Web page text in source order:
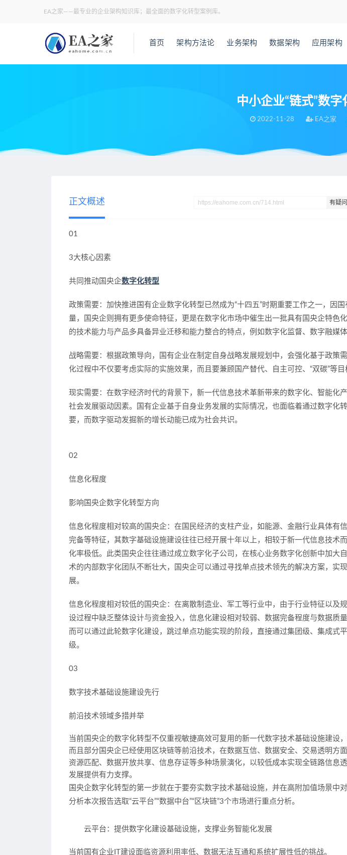
EA之家——最专业的企业架构知识库；最全面的数字化转型案例库。
首页 架构方法论 业务架构 数据架构 应用架构
中小企业“链式”数
2022-11-28 EA之家
数字化转型 中小企业“链式”数字化转型典型案例集
有疑
正文概述
01
3大核心因素
共同推动国央企数字化转型
政策需要： 加快推进国有企业数字化转型已然成为“十四五”时期重要工作之一，因
量，国央企则拥有更多使命特征，更是在数字化市场中催生出一批具有国央企特色
的技术能力与产品多具备异业迁移和能力整合的特点，例如数字化监督、数字融媒体
战略需要： 根据政策导向，国有企业在制定自身战略发展规划中，会强化基于政策
化过程中不仅要考虑实际的实施效果，而且要兼顾国产替代、自主可控、“双碳”等目
现实需要： 在数字经济时代的背景下，新一代信息技术革新带来的数字化、智能化
社会发展驱动因素。国有企业基于自身业务发展的实际情况，也面临着通过数字化
要，而数字驱动发掘新的增长动能已成为社会共识。
02
信息化程度
影响国央企数字化转型方向
信息化程度相对较高的国央企： 在国民经济的支柱产业，如能源、金融行业具体有
完备等特征，其数字基础设施建设往往已经开展十年以上，相较于新一代信息技术
化率极低。此类国央企往往通过成立数字化子公司，在核心业务数字化创新中加大
术的内部数字化团队不断壮大，国央企可以通过寻找单点技术领先的解决方案，实
展。
信息化程度相对较低的国央企： 在离散制造业、军工等行业中，由于行业特征以及
设过程中缺乏整体设计与资金投入，信息化建设相对较弱、数据完备程度与数据质
而可以通过此轮数字化建设，跳过单点功能实现的阶段，直接通过集团级、集成式
级。
03
数字技术基础设施建设先行
前沿技术领域多措并举
当前国央企的数字化转型不仅重视敏捷高效可复用的新一代数字技术基础设施建设
而且部分国央企已经使用区块链等前沿技术，在数据互信、数据安全、交易透明方
资源匹配、数据开放共享、信息存证等多种场景演化，以较低成本实现全链路信息
发展提供有力支撑。
国央企数字化转型的第一步就在于要夯实数字技术基础设施，并在高附加值场景中
分析本次报告选取“云平台”“数据中台”“区块链”3个市场进行重点分析。
云平台：提供数字化建设基础设施，支撑业务智能化发展
当前国有企业IT建设面临资源利用率低、数据无法互通和系统扩展性低的挑战。